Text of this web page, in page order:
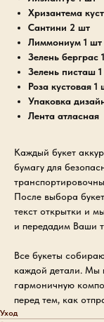
Хризантема
Сантини 2 шт
Лиммониум 1 шт
Зелень берграс
Зелень писташ
Роза кустовая 1
Упаковка
Лента атласная
Каждый букет
бумагу для
После выбора
текст открытки и
и передадим Ваши
Все букеты
каждой детали. Мы
гармоничную
перед тем, как
Уход